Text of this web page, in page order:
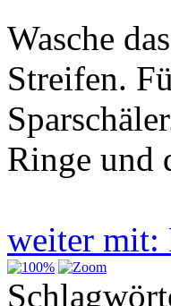
Wasche
Streifen.
Ringe und
weiter